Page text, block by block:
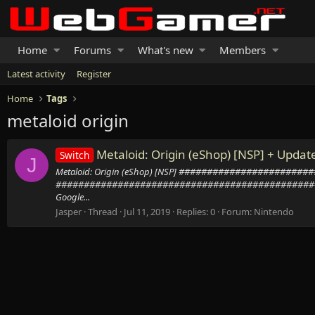
Home Forums What's new Members
Latest activity
Register
Home
Tags
metaloid origin
J Switch Metaloid: Origin (eShop) [NSP] +
Metaloid: Origin (eShop) [NSP]
Google...
Jasper Thread Jul 11, 2019 Replies: 0 Forum: Nintendo